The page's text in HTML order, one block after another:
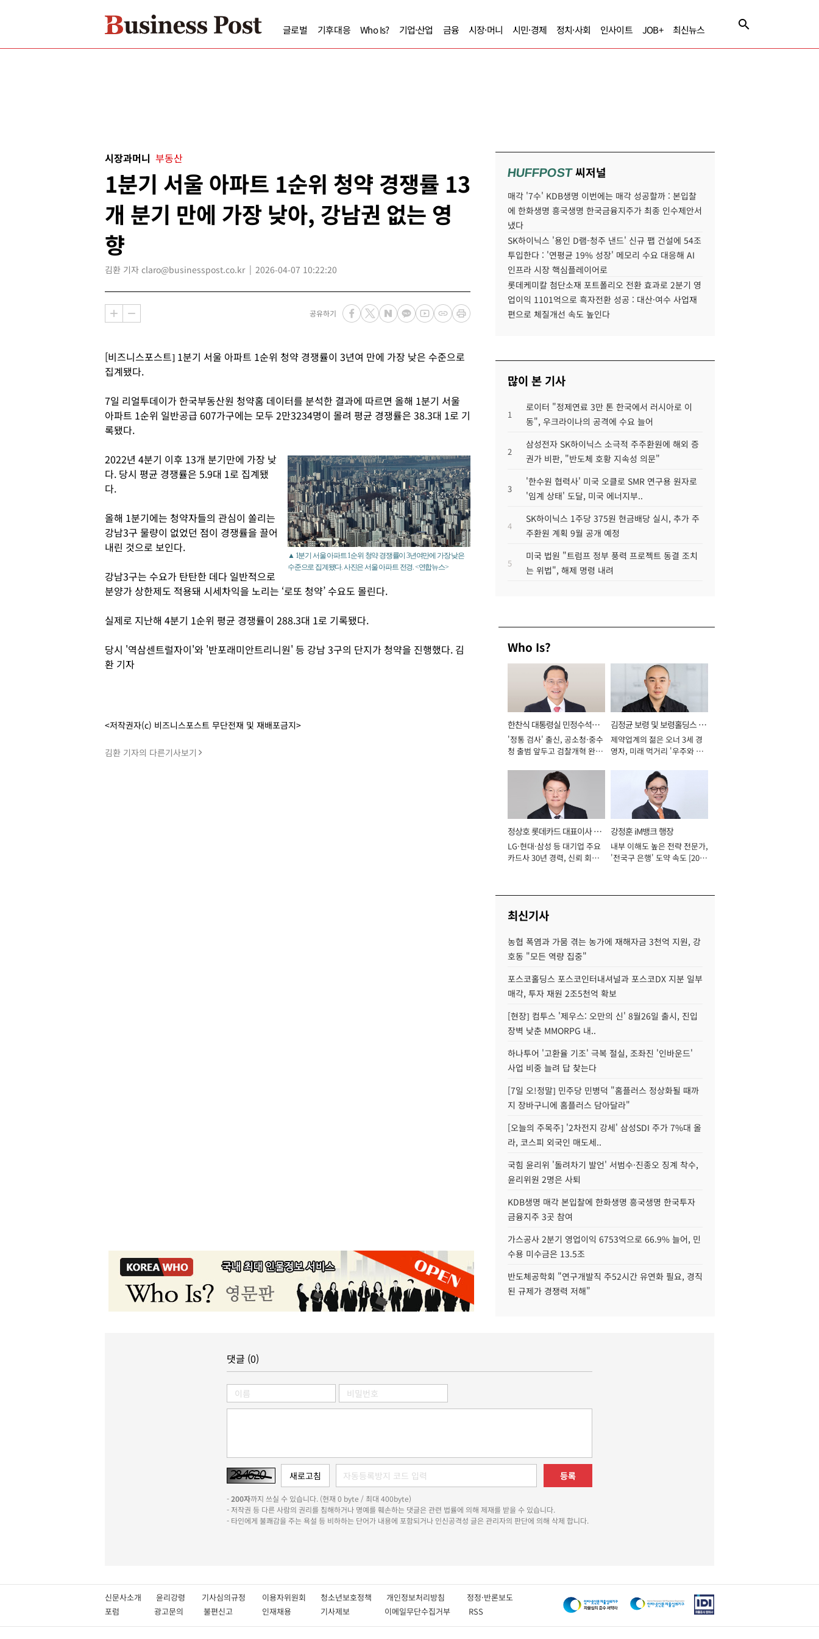
글로벌 기후대응 Who Is? 기업·산업 금융 시장·머니 시민·경제 정치·사회 인사이트 JOB+ 최신뉴스
시장과머니 부동산
1분기 서울 아파트 1순위 청약 경쟁률 13
개 분기 만에 가장 낮아, 강남권 없는 영
향
김환 기자 claro@businesspost.co.kr 2026-04-07 10:22:20
공유하기
[비즈니스포스트] 1분기 서울 아파트 1순위 청약 경쟁률이 3년여 만에 가장 낮은 수준으로
집계됐다.
7일 리얼투데이가 한국부동산원 청약홈 데이터를 분석한 결과에 따르면 올해 1분기 서울
아파트 1순위 일반공급 607가구에는 모두 2만3234명이 몰려 평균 경쟁률은 38.3대 1로 기
록됐다.
▲ 1분기 서울 아파트 1순위 청약 경쟁률이 3년여만에 가장 낮은
수준으로 집계됐다. 사진은 서울 아파트 전경. <연합뉴스>
2022년 4분기 이후 13개 분기만에 가장 낮
다. 당시 평균 경쟁률은 5.9대 1로 집계됐
다.
올해 1분기에는 청약자들의 관심이 쏠리는
강남3구 물량이 없었던 점이 경쟁률을 끌어
내린 것으로 보인다.
강남3구는 수요가 탄탄한 데다 일반적으로
분양가 상한제도 적용돼 시세차익을 노리는 ‘로또 청약’ 수요도 몰린다.
실제로 지난해 4분기 1순위 평균 경쟁률이 288.3대 1로 기록됐다.
당시 '역삼센트럴자이'와 '반포래미안트리니원' 등 강남 3구의 단지가 청약을 진행했다. 김
환 기자
<저작권자(c) 비즈니스포스트 무단전재 및 재배포금지>
김환 기자의 다른기사보기
HUFFPOST씨저널
매각 '7수' KDB생명 이번에는 매각 성공할까 : 본입찰
에 한화생명 흥국생명 한국금융지주가 최종 인수제안서
냈다
SK하이닉스 '용인 D램-청주 낸드' 신규 팹 건설에 54조
투입한다 : '연평균 19% 성장' 메모리 수요 대응해 AI
인프라 시장 핵심플레이어로
롯데케미칼 첨단소재 포트폴리오 전환 효과로 2분기 영
업이익 1101억으로 흑자전환 성공 : 대산·여수 사업재
편으로 체질개선 속도 높인다
많이 본 기사
1
로이터 "정제연료 3만 톤 한국에서 러시아로 이
동", 우크라이나의 공격에 수요 늘어
2
삼성전자 SK하이닉스 소극적 주주환원에 해외 증
권가 비판, "반도체 호황 지속성 의문"
3
'한수원 협력사' 미국 오클로 SMR 연구용 원자로
'임계 상태' 도달, 미국 에너지부..
4
SK하이닉스 1주당 375원 현금배당 실시, 추가 주
주환원 계획 9월 공개 예정
5
미국 법원 "트럼프 정부 풍력 프로젝트 동결 조치
는 위법", 해제 명령 내려
Who Is?
한찬식 대통령실 민정수석비
서관
'정통 검사' 출신, 공소청·중수
청 출범 앞두고 검찰개혁 완수
김정균 보령 및 보령홀딩스 대
표이사 사장
제약업계의 젊은 오너 3세 경
영자, 미래 먹거리 '우주와 헬
정상호 롯데카드 대표이사 사
장
LG·현대·삼성 등 대기업 주요
카드사 30년 경력, 신뢰 회복
강정훈 iM뱅크 행장
내부 이해도 높은 전략 전문가,
'전국구 은행' 도약 속도 [2026
최신기사
농협 폭염과 가뭄 겪는 농가에 재해자금 3천억 지원, 강
호동 "모든 역량 집중"
포스코홀딩스 포스코인터내셔널과 포스코DX 지분 일부
매각, 투자 재원 2조5천억 확보
[현장] 컴투스 '제우스: 오만의 신' 8월26일 출시, 진입
장벽 낮춘 MMORPG 내..
하나투어 '고환율 기조' 극복 절실, 조좌진 '인바운드'
사업 비중 늘려 답 찾는다
[7일 오!정말] 민주당 민병덕 "홈플러스 정상화될 때까
지 장바구니에 홈플러스 담아달라"
[오늘의 주목주] '2차전지 강세' 삼성SDI 주가 7%대 올
라, 코스피 외국인 매도세..
국힘 윤리위 '돌려차기 발언' 서범수·진종오 징계 착수,
윤리위원 2명은 사퇴
KDB생명 매각 본입찰에 한화생명 흥국생명 한국투자
금융지주 3곳 참여
가스공사 2분기 영업이익 6753억으로 66.9% 늘어, 민
수용 미수금은 13.5조
반도체공학회 "연구개발직 주52시간 유연화 필요, 경직
된 규제가 경쟁력 저해"
댓글 (0)
등록
-200자까지 쓰실 수 있습니다. (현재 0 byte / 최대 400byte)
- 저작권 등 다른 사람의 권리를 침해하거나 명예를 훼손하는 댓글은 관련 법률에 의해 제재를 받을 수 있습니다.
- 타인에게 불쾌감을 주는 욕설 등 비하하는 단어가 내용에 포함되거나 인신공격성 글은 관리자의 판단에 의해 삭제 합니다.
신문사소개 윤리강령 기사심의규정 이용자위원회 청소년보호정책 개인정보처리방침 정정·반론보도
포럼
광고문의 불편신고 인재채용 기사제보 이메일무단수집거부 RSS